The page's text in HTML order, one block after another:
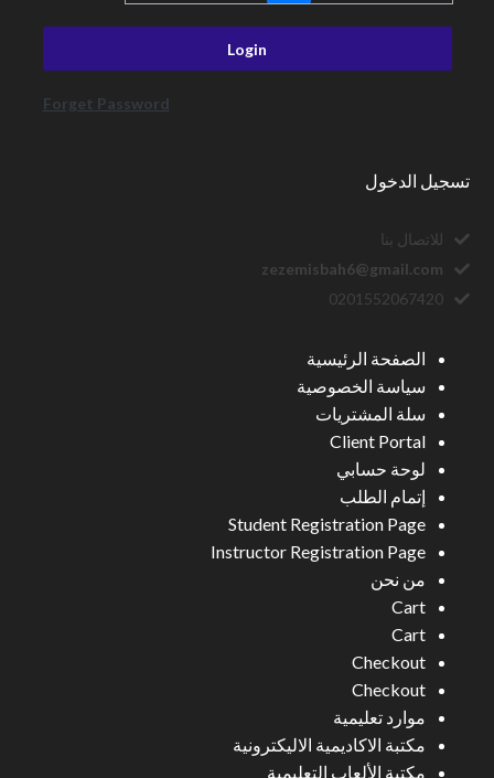
Forget Password
تسجيل الدخول
للاتصال بنا
zezemisbah6@gmail.com
0201552067420
الصفحة الرئيسية
سياسة الخصوصية
سلة المشتريات
Client Portal
لوحة حسابي
إتمام الطلب
Student Registration Page
Instructor Registration Page
من نحن
Cart
Cart
Checkout
Checkout
موارد تعليمية
مكتبة الاكاديمية الاليكترونية
مكتبة الألعاب التعليمية